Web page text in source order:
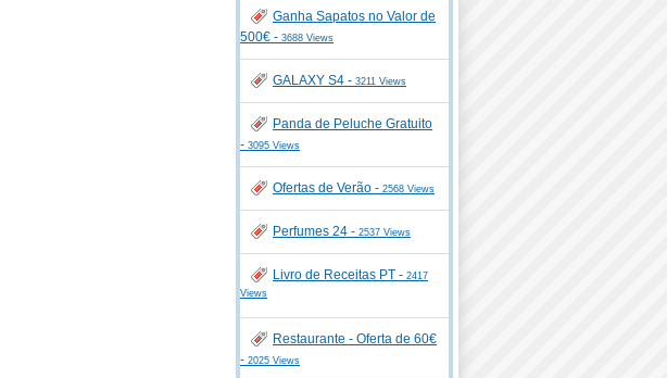
Ganha Sapatos no Valor de
500€ - 3688 Views
GALAXY S4 - 3211 Views
Panda de Peluche Gratuito
- 3095 Views
Ofertas de Verão - 2568 Views
Perfumes 24 - 2537 Views
Livro de Receitas PT - 2417
Views
Restaurante - Oferta de 60€
- 2025 Views